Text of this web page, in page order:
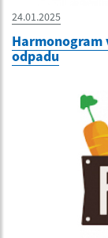
24.01.2025
Harmonogram
odpadu